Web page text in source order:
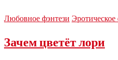
Любовное фэнтези Эротическое
Зачем цветёт лори